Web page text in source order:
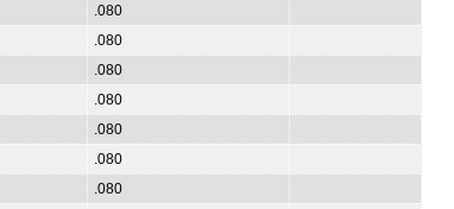
.080
.080
.080
.080
.080
.080
.080